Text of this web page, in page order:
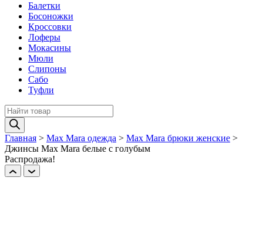
Балетки
Босоножки
Кроссовки
Лоферы
Мокасины
Мюли
Слипоны
Сабо
Туфли
Поиск
товаров
Главная > Max Mara одежда > Max Mara брюки женские >
Джинсы Max Mara белые с голубым
Распродажа!